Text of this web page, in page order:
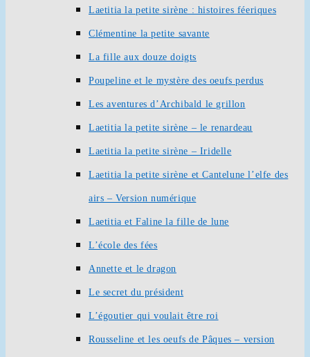
Laetitia la petite sirène : histoires féeriques
Clémentine la petite savante
La fille aux douze doigts
Poupeline et le mystère des oeufs perdus
Les aventures d’Archibald le grillon
Laetitia la petite sirène – le renardeau
Laetitia la petite sirène – Iridelle
Laetitia la petite sirène et Cantelune l’elfe des
airs – Version numérique
Laetitia et Faline la fille de lune
L’école des fées
Annette et le dragon
Le secret du président
L’égoutier qui voulait être roi
Rousseline et les oeufs de Pâques – version